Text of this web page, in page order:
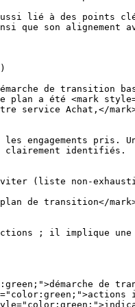
lié à des points
que son
de transition
a été <mark
service Achat,</
les engagements
clairement identifiés.
(liste non-
de transition</
; il implique
de